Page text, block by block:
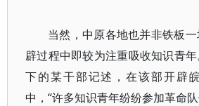
当然，中原各地也并非铁板
辟过程中即较为注重吸收知识青
下的某干部记述，在该部开辟
中，“许多知识青年纷纷参加革命